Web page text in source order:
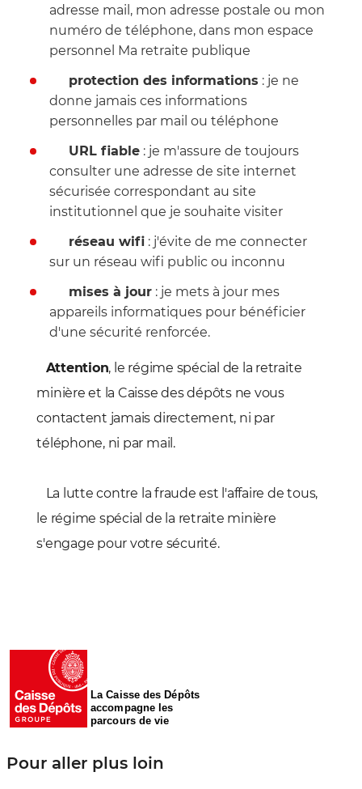
adresse mail, mon adresse postale ou mon
numéro de téléphone, dans mon espace
personnel Ma retraite publique
protection des informations : je ne
donne jamais ces informations
personnelles par mail ou téléphone
URL fiable : je m'assure de toujours
consulter une adresse de site internet
sécurisée correspondant au site
institutionnel que je souhaite visiter
réseau wifi : j'évite de me connecter
sur un réseau wifi public ou inconnu
mises à jour : je mets à jour mes
appareils informatiques pour bénéficier
d'une sécurité renforcée.
Attention, le régime spécial de la retraite
minière et la Caisse des dépôts ne vous
contactent jamais directement, ni par
téléphone, ni par mail.
La lutte contre la fraude est l'affaire de tous,
le régime spécial de la retraite minière
s'engage pour votre sécurité.
La Caisse des Dépôts
accompagne les
parcours de vie
Pour aller plus loin